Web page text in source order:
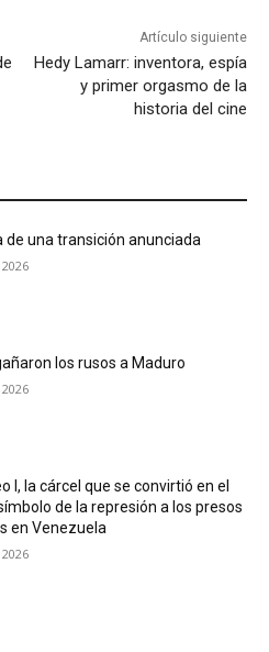
Artículo siguiente
Hedy Lamarr: inventora, espía
y primer orgasmo de la
historia del cine
de una transición anunciada
los rusos a Maduro
I, la cárcel que se convirtió en el
de la represión a los presos
en Venezuela